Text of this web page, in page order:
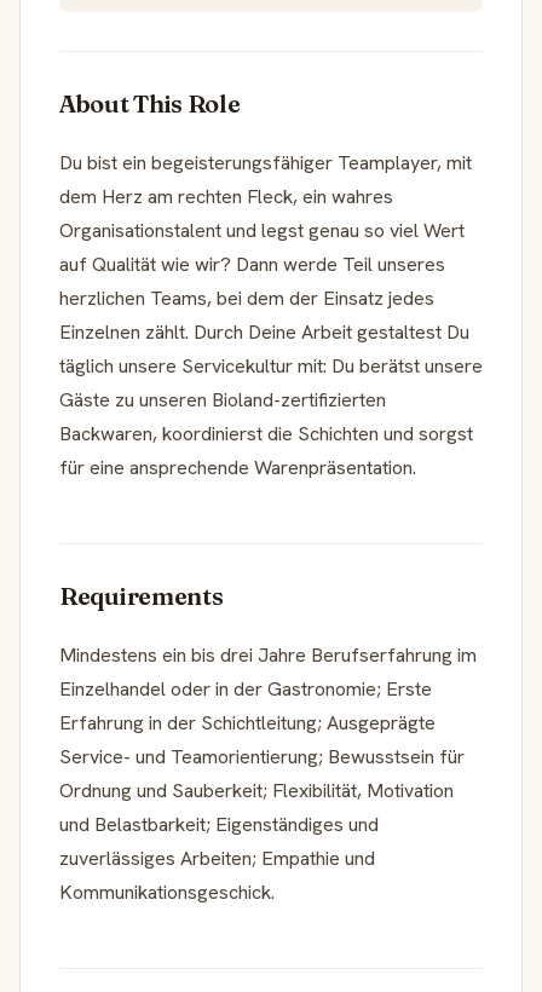
About This Role
Du bist ein begeisterungsfähiger Teamplayer, mit
dem Herz am rechten Fleck, ein wahres
Organisationstalent und legst genau so viel Wert
auf Qualität wie wir? Dann werde Teil unseres
herzlichen Teams, bei dem der Einsatz jedes
Einzelnen zählt. Durch Deine Arbeit gestaltest Du
täglich unsere Servicekultur mit: Du berätst unsere
Gäste zu unseren Bioland-zertifizierten
Backwaren, koordinierst die Schichten und sorgst
für eine ansprechende Warenpräsentation.
Requirements
Mindestens ein bis drei Jahre Berufserfahrung im
Einzelhandel oder in der Gastronomie; Erste
Erfahrung in der Schichtleitung; Ausgeprägte
Service- und Teamorientierung; Bewusstsein für
Ordnung und Sauberkeit; Flexibilität, Motivation
und Belastbarkeit; Eigenständiges und
zuverlässiges Arbeiten; Empathie und
Kommunikationsgeschick.